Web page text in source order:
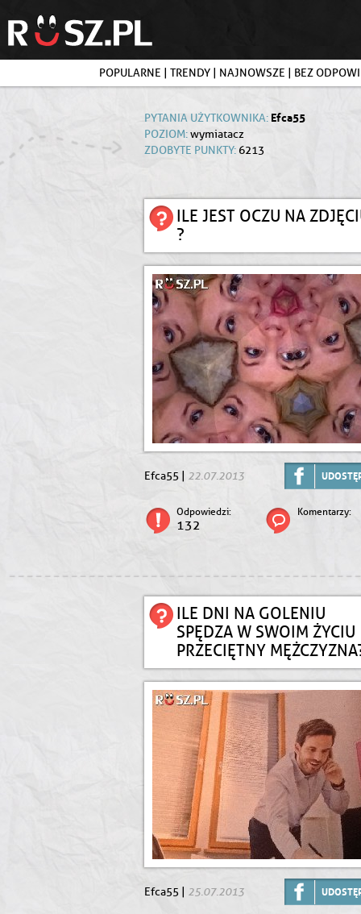
POPULARNE | TRENDY | NAJNOWSZE | BEZ
PYTANIA UŻYTKOWNIKA: Efca55
POZIOM:wymiatacz
ZDOBYTE PUNKTY: 6213
ILE JEST OCZU NA
?
Efca55 | 22.07.2013
Odpowiedzi:
132
Komentarzy:
ILE DNI NA GOLENIU
SPĘDZA W SWOIM ŻYCIU
PRZECIĘTNY
Efca55 | 25.07.2013